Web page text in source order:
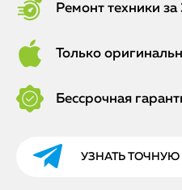
Ремонт техники
Только
Бессрочная
УЗНАТЬ ТОЧНУЮ